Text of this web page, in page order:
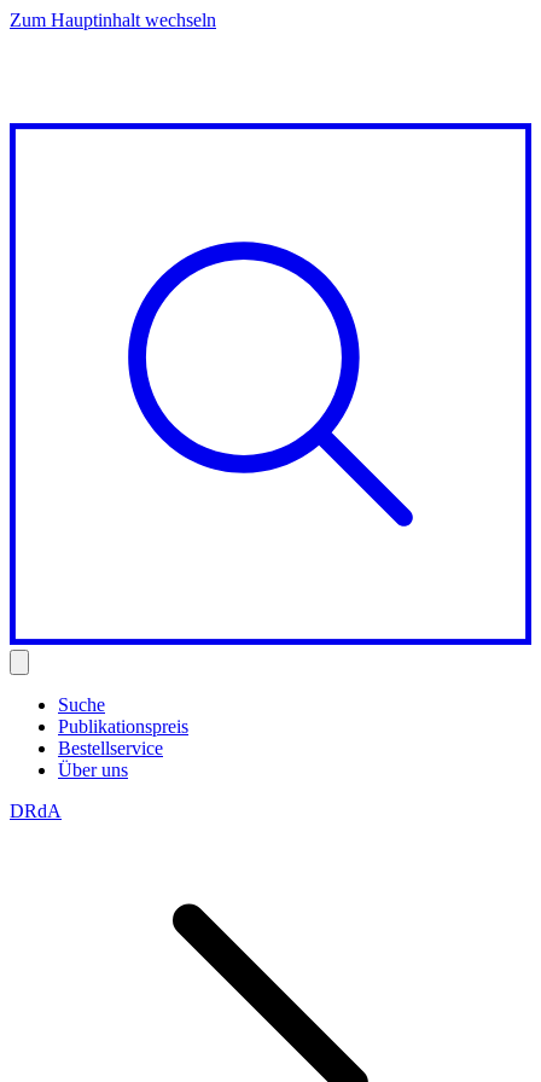
Zum Hauptinhalt wechseln
Suche
Publikationspreis
Bestellservice
Über uns
DRdA